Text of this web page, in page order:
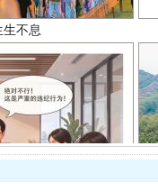
免责幌子